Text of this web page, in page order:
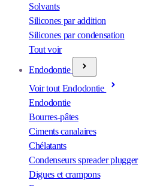
Solvants
Silicones par addition
Silicones par condensation
Tout voir
Endodontie
Voir tout Endodontie
Endodontie
Bourres-pâtes
Ciments canalaires
Chélatants
Condenseurs spreader plugger
Digues et crampons